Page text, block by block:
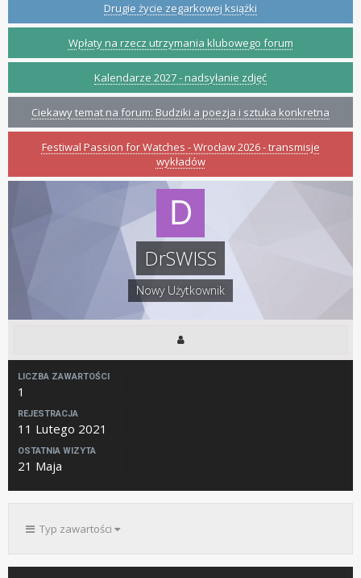
Drugie życie zegarkowej książki
Wpłaty na rzecz utrzymania klubowego forum
Kalendarze 2027 - nadsyłanie zdjęć
Ciekawy temat na forum: Budziki a poezja i sztuka konkretna
Festiwal Passion for Watches - Wrocław 2026 - transmisje
wykładów
DrSWISS
Nowy Użytkownik
LICZBA ZAWARTOŚCI
1
REJESTRACJA
11 Lutego 2021
OSTATNIA WIZYTA
21 Maja
Typ zawartości